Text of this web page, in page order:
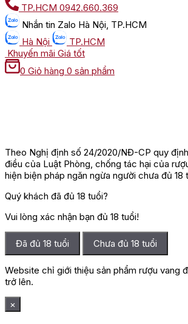
TP.HCM 0942.660.369
Nhắn tin Zalo Hà Nội, TP.HCM
Hà Nội
TP.HCM
Khuyến mãi Giá tốt
0 Giỏ hàng 0 sản phẩm
Theo Nghị định số 24/2020/NĐ-CP quy
điều của Luật Phòng, chống tác hại của
hiện biện pháp ngăn ngừa người chưa đủ 18
Quý khách đã đủ 18 tuổi?
Vui lòng xác nhận bạn đủ 18 tuổi!
Đã đủ 18 tuổi Chưa đủ 18 tuổi
Website chỉ giới thiệu sản phẩm rượu vang
trở lên.
×